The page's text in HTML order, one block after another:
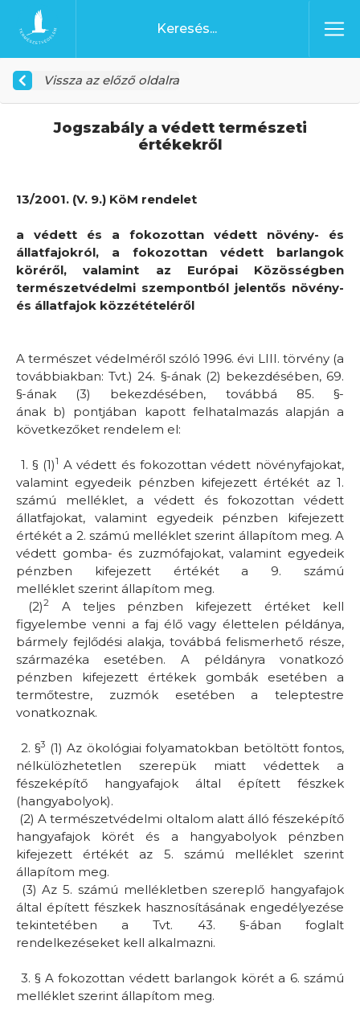
Ugrás a tartalomhoz
Főoldal
Vissza az előző oldalra
Jogszabály a védett természeti
értékekről
13/2001. (V. 9.) KöM rendelet
a védett és a fokozottan védett növény- és
állatfajokról, a fokozottan védett barlangok
köréről, valamint az Európai Közösségben
természetvédelmi szempontból jelentős növény-
és állatfajok közzétételéről
A természet védelméről szóló 1996. évi LIII. törvény (a
továbbiakban: Tvt.) 24. §-ának (2) bekezdésében, 69.
§-ának (3) bekezdésében, továbbá 85. §-
ának b) pontjában kapott felhatalmazás alapján a
következőket rendelem el:
1. § (1)1 A védett és fokozottan védett növényfajokat,
valamint egyedeik pénzben kifejezett értékét az 1.
számú melléklet, a védett és fokozottan védett
állatfajokat, valamint egyedeik pénzben kifejezett
értékét a 2. számú mellékletszerint állapítom meg. A
védett gomba- és zuzmófajokat, valamint egyedeik
pénzben kifejezett értékét a 9. számú
melléklet szerint állapítom meg.
(2)2
A teljes pénzben kifejezett értéket kell
figyelembe venni a faj élő vagy élettelen példánya,
bármely fejlődési alakja, továbbá felismerhető része,
származéka esetében. A példányra vonatkozó
pénzben kifejezett értékek gombák esetében a
termőtestre, zuzmók esetében a teleptestre
vonatkoznak.
2. §3 (1) Az ökológiai folyamatokban betöltött fontos,
nélkülözhetetlen szerepük miatt védettek a
fészeképítő hangyafajok által épített fészkek
(hangyabolyok).
(2) A természetvédelmi oltalom alatt álló fészeképítő
hangyafajok körét és a hangyabolyok pénzben
kifejezett értékét az 5. számú melléklet szerint
állapítom meg.
(3) Az 5. számú mellékletben szereplő hangyafajok
által épített fészkek hasznosításának engedélyezése
tekintetében a Tvt. 43. §-ában foglalt
rendelkezéseket kell alkalmazni.
3. § A fokozottan védett barlangok körét a 6. számú
melléklet szerint állapítom meg.